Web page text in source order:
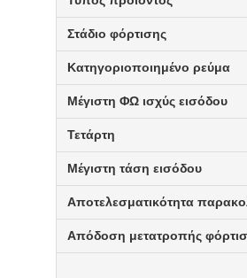
Στάδιο φόρτισης
Κατηγοριοποιημένο ρεύμα
Μέγιστη ΦΩ ισχύς εισόδου
Τετάρτη
Μέγιστη τάση εισόδου
Αποτελεσματικότητα
Απόδοση μετατροπής